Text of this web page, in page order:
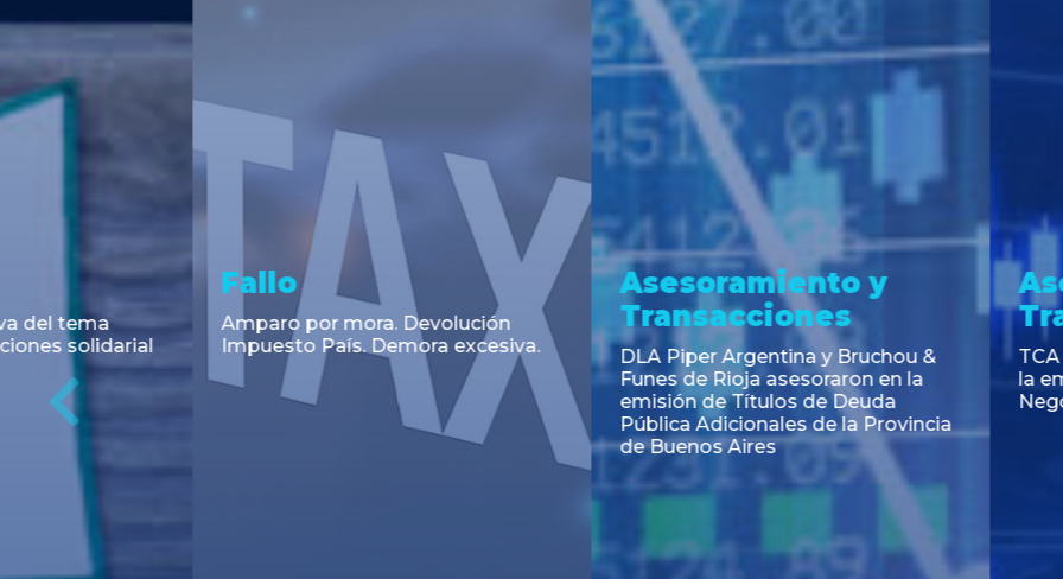
Asesoramiento y
Transacciones
Co-Emisión de Obligaciones
Negociables por US$400.000.000
de Petroquímica Comodoro
Rivadavia S.A. y Luz de Tres Picos
Noticia
Cambios en el Código Alimentario
Argentino: simplifican trámites
para la importación de aditivos,
coadyuvantes e ingredientes
alimentarios y unifican autoridad
de fiscali...
Noticia
CNV: Criterio
colocaciones primarias
Previous